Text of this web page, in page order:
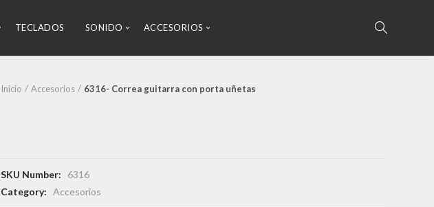
TECLADOS SONIDO ACCESORIOS
Inicio Accesorios 6316- Correa guitarra con porta uñetas
SKU Number:
6316
Category: Accesorios